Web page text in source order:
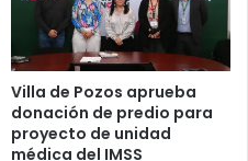
Villa de Pozos aprueba
donación de predio para
proyecto de unidad
médica del IMSS